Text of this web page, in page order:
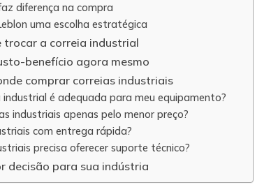
diferença na compra
uma escolha estratégica
trocar a correia industrial
benefício agora mesmo
comprar correias industriais
industrial é adequada para meu equipamento?
industriais apenas pelo menor preço?
com entrega rápida?
precisa oferecer suporte técnico?
decisão para sua indústria